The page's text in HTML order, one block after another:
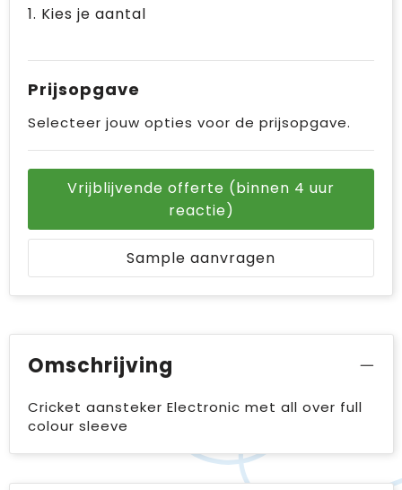
1. Kies je aantal
Prijsopgave
Selecteer jouw opties voor de prijsopgave.
Vrijblijvende offerte (binnen 4 uur
reactie)
Sample aanvragen
Omschrijving
Cricket aansteker Electronic met all over full
colour sleeve